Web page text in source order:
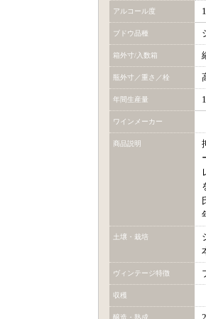
アルコール度
ブドウ品種
箱外寸/入数箱
瓶外寸／重さ／栓
年間生産量
ワインメーカー
商品説明
土壌・栽培
ヴィンテージ特徴
収穫
醸造・熟成